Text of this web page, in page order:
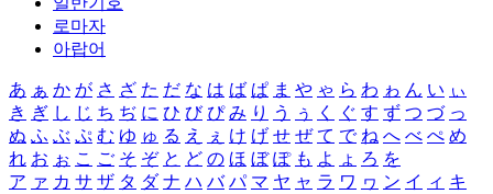
로마자
아랍어
あ ぁ か が さ ざ た だ な は ば ぱ ま や ゃ ら わ ゎ ん い ぃ
き ぎ し じ ち ぢ に ひ び ぴ み り う ぅ く ぐ す ず つ づ っ
ぬ ふ ぶ ぷ む ゆ ゅ る え ぇ け げ せ ぜ て で ね へ べ ぺ め
れ お ぉ こ ご そ ぞ と ど の ほ ぼ ぽ も よ ょ ろ を
ア ァ カ サ ザ タ ダ ナ ハ バ パ マ ヤ ャ ラ ワ ヮ ン イ ィ キ